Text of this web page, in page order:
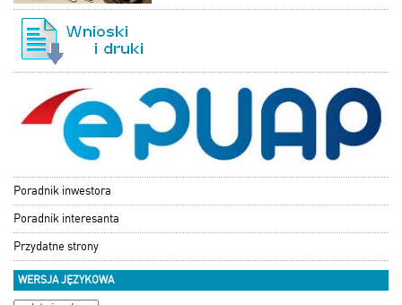
Poradnik inwestora
Poradnik interesanta
Przydatne strony
WERSJA JĘZYKOWA